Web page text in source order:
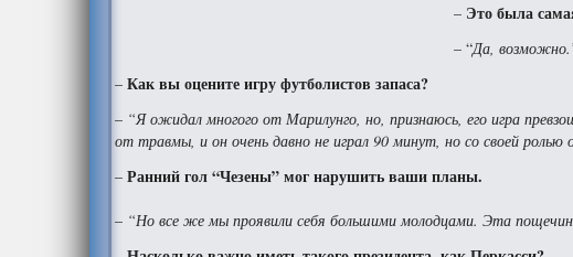
– Это была
– “Да,
–Как вы оцените игру футболистов запаса?
– “Я ожидал многого от Марилунго, но, признаюсь, его игра
от травмы, и он очень давно не играл 90 минут, но со своей ролью
–Ранний гол “Чезены” мог нарушить ваши планы.
– “Но все же мы проявили себя большими молодцами. Эта